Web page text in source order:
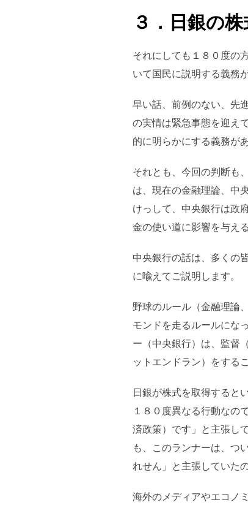
３．日銀の
それにしても１８０度の
いて国民に説明する義務
早い話、前例のない、先
の実情は緊急事態を迎え
的に明らかにする義務が
それとも、今回の判断も
は、現在の金融理論、中
けっして、中央銀行は政
金の使い道に影響を与え
中央銀行の話は、多くの
に喩えてご説明します。
野球のルール（金融理論
モンドを走るルールにな
ー（中央銀行）は、監督
ットエンドラン）をする
日銀が株式を取得すると
１８０度異なる行動なの
済政策）です」と主張し
も、このランナーは、つ
れせん」と主張していたの
海外のメディアやエコノ